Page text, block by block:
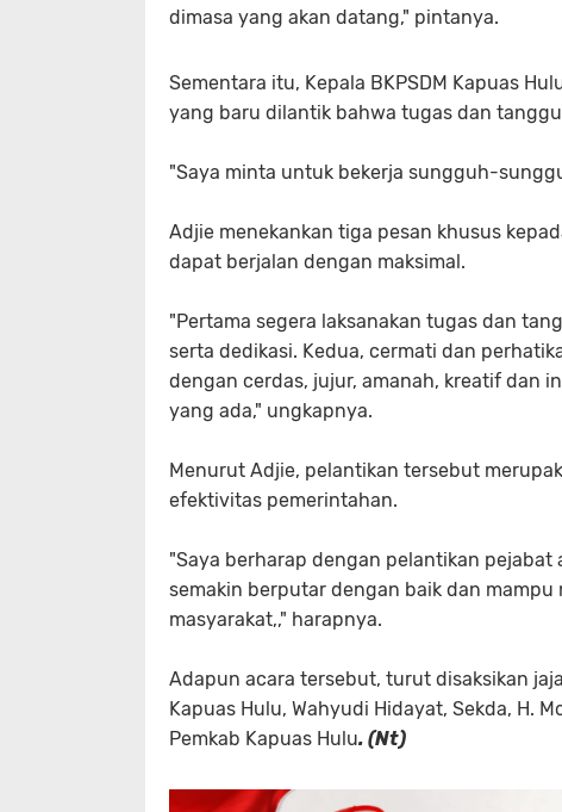
dimasa yang akan datang," pintanya.
Sementara itu, Kepala BKPSDM Kapuas
yang baru dilantik bahwa tugas dan
"Saya minta untuk bekerja sungguh-
Adjie menekankan tiga pesan khusus
dapat berjalan dengan maksimal.
"Pertama segera laksanakan tugas dan
serta dedikasi. Kedua, cermati dan
dengan cerdas, jujur, amanah, kreatif dan
yang ada," ungkapnya.
Menurut Adjie, pelantikan tersebut
efektivitas pemerintahan.
"Saya berharap dengan pelantikan
semakin berputar dengan baik dan
masyarakat,," harapnya.
Adapun acara tersebut, turut disaksikan
Kapuas Hulu, Wahyudi Hidayat, Sekda, H.
Pemkab Kapuas Hulu. (Nt)